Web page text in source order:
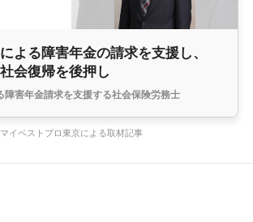
よる障害年金の請求を支援し、
会復帰を後押し
障害年金請求を支援する社会保険労務士
マイベストプロ東京による取材記事